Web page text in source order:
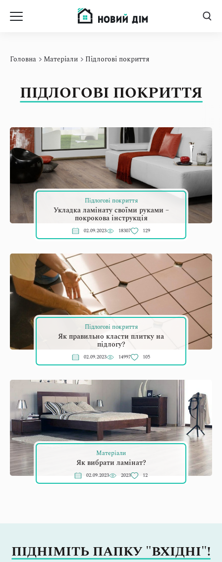
Головна Матеріали Підлогові покриття
ПІДЛОГОВІ ПОКРИТТЯ
Підлогові покриття
Укладка ламінату своїми руками –
покрокова інструкція
02.09.2023 18307 129
Підлогові покриття
Як правильно класти плитку на
підлогу?
02.09.2023 14997 105
Матеріали
Як вибрати ламінат?
02.09.2023 2023 12
ПІДНІМІТЬ ПАПКУ "ВХІДНІ"!